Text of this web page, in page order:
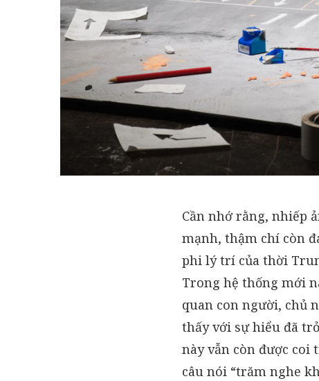
Cần nhớ rằng, nhiếp
mạnh, thậm chí còn
phi lý trí của thời
Trong hệ thống mới
quan con người, chủ
thấy với sự hiểu đã
này vẫn còn được coi
câu nói “trăm nghe